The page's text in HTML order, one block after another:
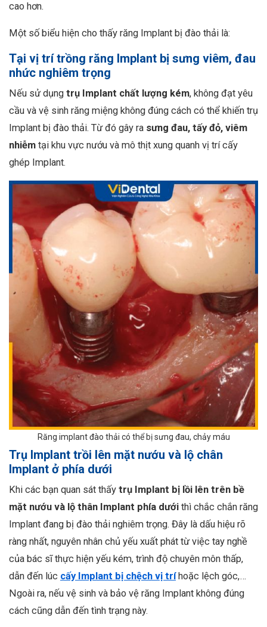
cao hơn.
Một số biểu hiện cho thấy răng Implant bị đào thải là:
Tại vị trí trồng răng Implant bị sưng viêm, đau
nhức nghiêm trọng
Nếu sử dụng trụ Implant chất lượng kém, không đạt yêu
cầu và vệ sinh răng miệng không đúng cách có thể khiến trụ
Implant bị đào thải. Từ đó gây ra sưng đau, tấy đỏ, viêm
nhiễm tại khu vực nướu và mô thịt xung quanh vị trí cấy
ghép Implant.
Răng implant đào thải có thể bị sưng đau, chảy máu
Trụ Implant trồi lên mặt nướu và lộ chân
Implant ở phía dưới
Khi các bạn quan sát thấy trụ Implant bị lồi lên trên bề
mặt nướu và lộ thân Implant phía dưới thì chắc chắn răng
Implant đang bị đào thải nghiêm trọng. Đây là dấu hiệu rõ
ràng nhất, nguyên nhân chủ yếu xuất phát từ việc tay nghề
của bác sĩ thực hiện yếu kém, trình độ chuyên môn thấp,
dẫn đến lúc cấy Implant bị chệch vị tríhoặc lệch góc,…
Ngoài ra, nếu vệ sinh và bảo vệ răng Implant không đúng
cách cũng dẫn đến tình trạng này.